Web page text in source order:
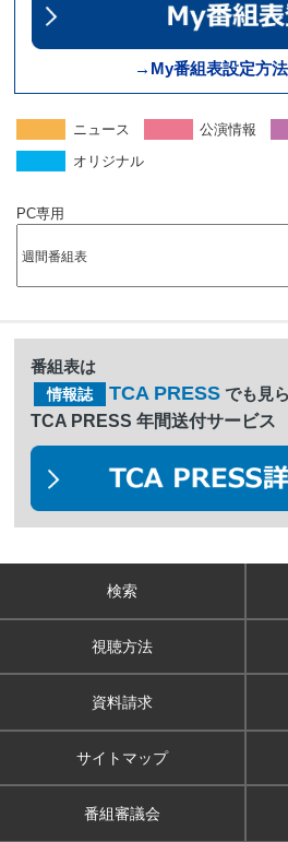
→My番組表設定方
ニュース 公演情報
オリジナル
PC専用
番組表は
情報誌 TCA PRESS でも見
TCA PRESS 年間送付サービス
検索
視聴方法
資料請求
サイトマップ
番組審議会